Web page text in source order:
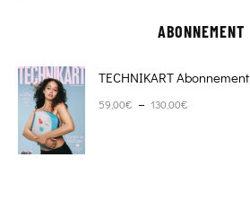
ABONNEMENT
TECHNIKART Abonnement
59,00€ – 130,00€